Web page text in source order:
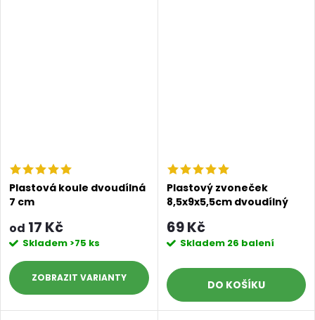
Plastová koule dvoudílná
7 cm
od 17 Kč
Skladem >75 ks
ZOBRAZIT
Plastový zvoneček
8,5x9x5,5cm dvoudílný
69 Kč
Skladem 26 balení
DO KOŠÍKU